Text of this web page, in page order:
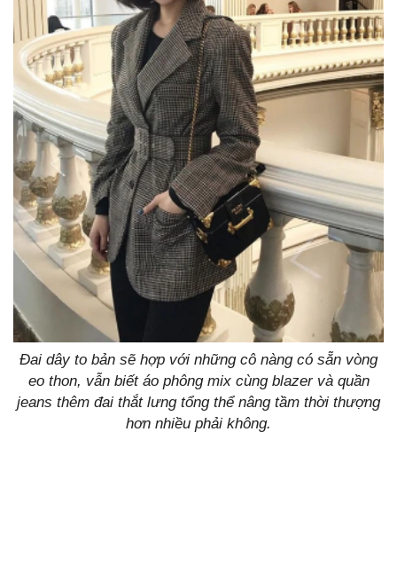
Đai dây to bản sẽ hợp với những cô nàng có sẵn vòng
eo thon, vẫn biết áo phông mix cùng blazer và quần
jeans thêm đai thắt lưng tổng thể nâng tầm thời thượng
hơn nhiều phải không.